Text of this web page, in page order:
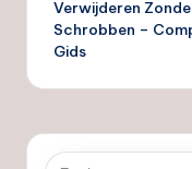
Verwijderen
Schrobben –
Gids